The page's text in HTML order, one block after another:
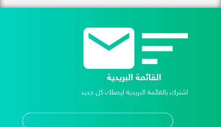
القائمة البريدية
اشترك بالقائمة البريدية ليصلك كل جديد